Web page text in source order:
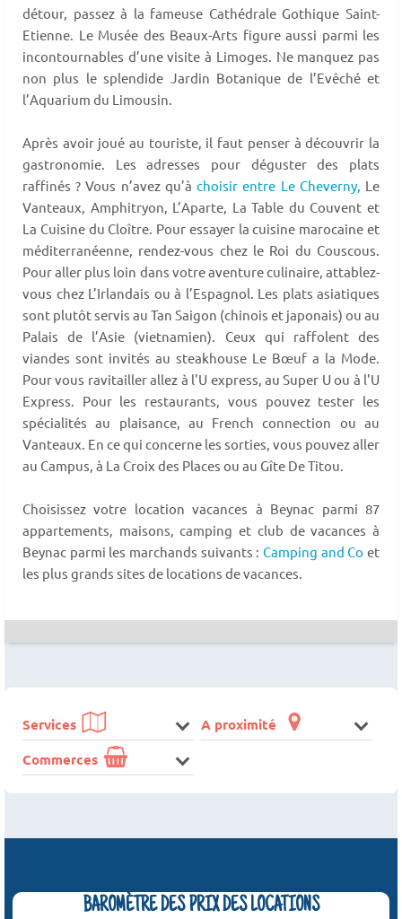
détour, passez à la fameuse Cathédrale Gothique Saint-
Etienne. Le Musée des Beaux-Arts figure aussi parmi les
incontournables d’une visite à Limoges. Ne manquez pas
non plus le splendide Jardin Botanique de l’Evêché et
l’Aquarium du Limousin.
Après avoir joué au touriste, il faut penser à découvrir la
gastronomie. Les adresses pour déguster des plats
raffinés ? Vous n’avez qu’àchoisir entre Le Cheverny, Le
Vanteaux, Amphitryon, L’Aparte, La Table du Couvent et
La Cuisine du Cloître. Pour essayer la cuisine marocaine et
méditerranéenne, rendez-vous chez le Roi du Couscous.
Pour aller plus loin dans votre aventure culinaire, attablez-
vous chez L’Irlandais ou à l’Espagnol. Les plats asiatiques
sont plutôt servis au Tan Saigon (chinois et japonais) ou au
Palais de l’Asie (vietnamien). Ceux qui raffolent des
viandes sont invités au steakhouse Le Bœuf a la Mode.
Pour vous ravitailler allez à l'U express, au Super U ou à l'U
Express. Pour les restaurants, vous pouvez tester les
spécialités au plaisance, au French connection ou au
Vanteaux. En ce qui concerne les sorties, vous pouvez aller
au Campus, à La Croix des Places ou au Gîte De Titou.
Choisissez votre location vacances à Beynac parmi 87
appartements, maisons, camping et club de vacances à
Beynac parmi les marchands suivants : Camping and Co et
les plus grands sites de locations de vacances.
Services
A proximité
Commerces
BAROMÈTRE DES PRIX DES LOCATIONS